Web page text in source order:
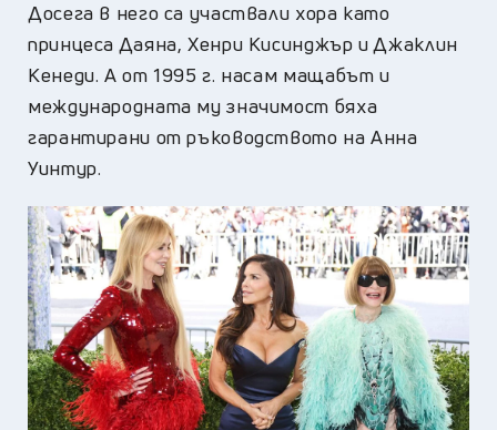
Досега в него са участвали хора като
принцеса Даяна, Хенри Кисинджър и Джаклин
Кенеди. А от 1995 г. насам мащабът и
международната му значимост бяха
гарантирани от ръководството на Анна
Уинтур.